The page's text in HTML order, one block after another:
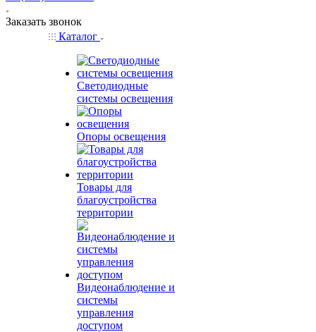
Заказать звонок
Каталог
Светодиодные
системы освещения
Опоры освещения
Товары для
благоустройства
территории
Видеонаблюдение и
системы
управления
доступом